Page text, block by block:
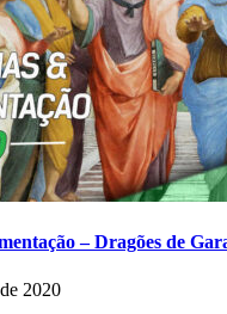
– Dragões de
2020